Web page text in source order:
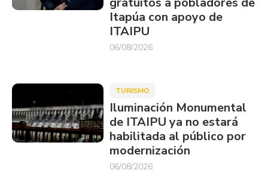
Itapúa con apoyo de
ITAIPU
06/08/2026
TURISMO
Iluminación Monumental
de ITAIPU ya no estará
habilitada al público por
modernización
06/08/2026